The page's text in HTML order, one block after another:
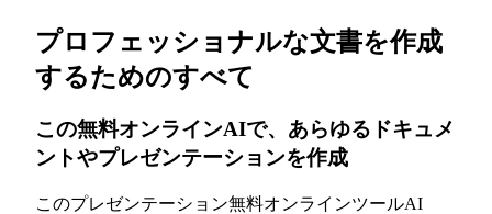
プロフェッショナルな文書を作成
するためのすべて
この無料オンラインAIで、あらゆるドキュメ
ントやプレゼンテーションを作成
このプレゼンテーション無料オンラインツールAI